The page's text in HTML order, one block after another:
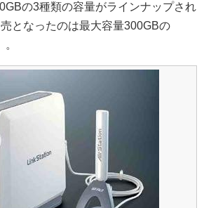
の3種類の容量がラインナップされ
となったのは最大容量300GBの